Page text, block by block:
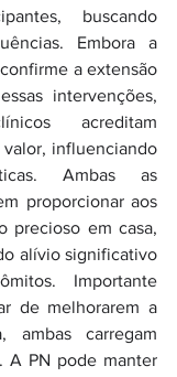
buscando
Embora a
a extensão
intervenções,
acreditam
influenciando
Ambas as
proporcionar aos
precioso em casa,
alívio significativo
Importante
de melhorarem a
ambas carregam
A PN pode manter